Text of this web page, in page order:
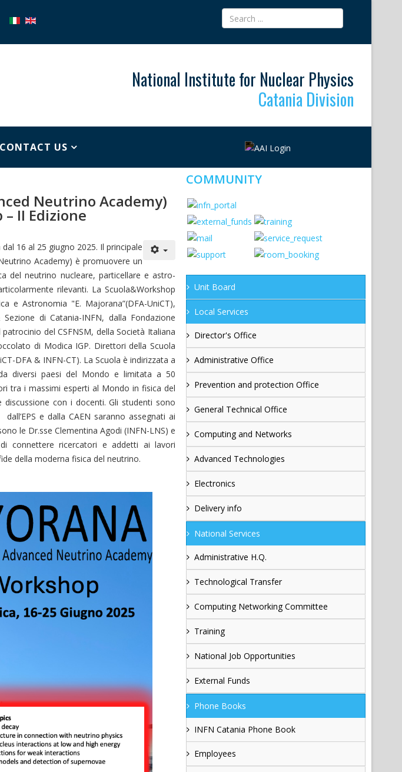
National Institute for Nuclear Physics
Catania Division
CONTACT US
Neutrino Academy)
II Edizione
16 al 25 giugno 2025. Il principale
Academy) è promuovere un
del neutrino nucleare, particellare e astro-
rilevanti. La Scuola&Workshop
e Astronomia "E. Majorana”(DFA-UniCT),
di Catania-INFN, dalla Fondazione
del CSFNSM, della Società Italiana
di Modica IGP. Direttori della Scuola
DFA & INFN-CT). La Scuola è indirizzata a
diversi paesi del Mondo e limitata a 50
tra i massimi esperti al Mondo in fisica del
con i docenti. Gli studenti sono
e dalla CAEN saranno assegnati ai
le Dr.sse Clementina Agodi (INFN-LNS) e
connettere ricercatori e addetti ai lavori
della moderna fisica del neutrino.
COMMUNITY
Unit Board
Local Services
Director's Office
Administrative Office
Prevention and protection Office
General Technical Office
Computing and Networks
Advanced Technologies
Electronics
Delivery info
National Services
Administrative H.Q.
Technological Transfer
Computing Networking Committee
Training
National Job Opportunities
External Funds
Phone Books
INFN Catania Phone Book
Employees